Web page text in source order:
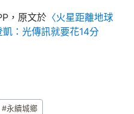
，原文於 〈火星距離地球
：光傳訊就要花14分
#永續城鄉